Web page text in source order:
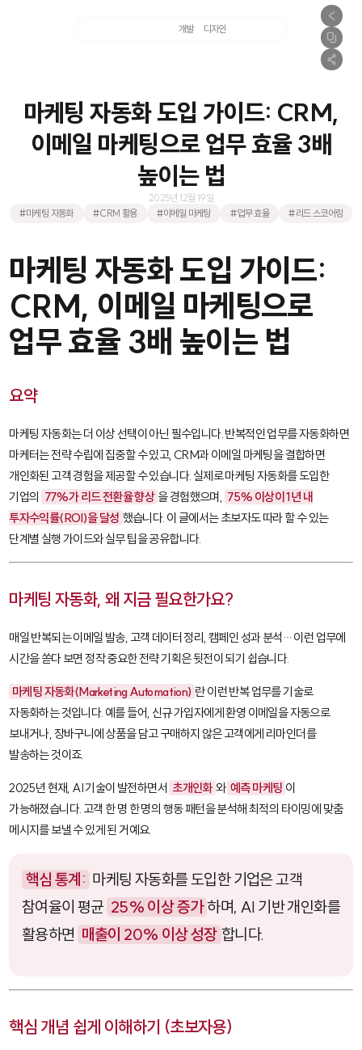
개발 디자인
마케팅 자동화 도입 가이드: CRM,
이메일 마케팅으로 업무 효율 3배
높이는 법
2025년 12월 19일
#마케팅 자동화
#CRM 활용 #이메일 마케팅 #업무 효율 #리드 스코어링
마케팅 자동화 도입 가이드:
CRM, 이메일 마케팅으로
업무 효율 3배 높이는 법
요약
마케팅 자동화는 더 이상 선택이 아닌 필수입니다. 반복적인 업무를 자동화하면
마케터는 전략 수립에 집중할 수 있고, CRM과 이메일 마케팅을 결합하면
개인화된 고객 경험을 제공할 수 있습니다. 실제로 마케팅 자동화를 도입한
기업의 77%가 리드 전환율 향상 을 경험했으며, 75% 이상이 1년 내
투자수익률(ROI)을 달성 했습니다. 이 글에서는 초보자도 따라 할 수 있는
단계별 실행 가이드와 실무 팁을 공유합니다.
마케팅 자동화, 왜 지금 필요한가요?
매일 반복되는 이메일 발송, 고객 데이터 정리, 캠페인 성과 분석… 이런 업무에
시간을 쏟다 보면 정작 중요한 전략 기획은 뒷전이 되기 쉽습니다.
마케팅 자동화(Marketing Automation) 란 이런 반복 업무를 기술로
자동화하는 것입니다. 예를 들어, 신규 가입자에게 환영 이메일을 자동으로
보내거나, 장바구니에 상품을 담고 구매하지 않은 고객에게 리마인더를
발송하는 것이죠.
2025년 현재, AI 기술이 발전하면서 초개인화 와 예측 마케팅 이
가능해졌습니다. 고객 한 명 한 명의 행동 패턴을 분석해 최적의 타이밍에 맞춤
메시지를 보낼 수 있게 된 거예요.
핵심 통계: 마케팅 자동화를 도입한 기업은 고객
참여율이 평균 25% 이상 증가 하며, AI 기반 개인화를
활용하면 매출이 20% 이상 성장 합니다.
핵심 개념 쉽게 이해하기 (초보자용)